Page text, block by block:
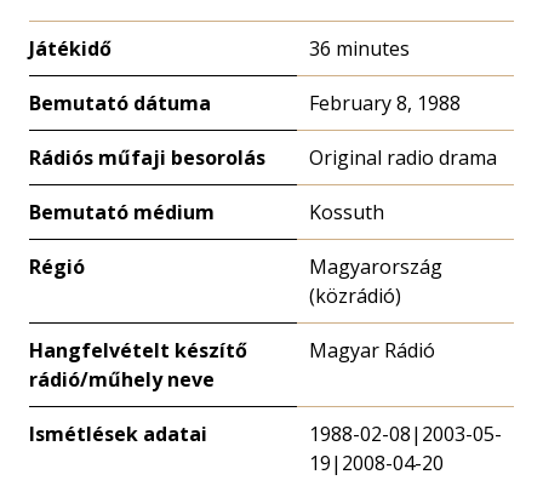
Játékidő 36 minutes
Bemutató dátuma February 8, 1988
Rádiós műfaji besorolás Original radio drama
Bemutató médium Kossuth
Régió
Magyarország
(közrádió)
Hangfelvételt készítő
rádió/műhely neve
Magyar Rádió
Ismétlések adatai
1988-02-08|2003-05-
19|2008-04-20